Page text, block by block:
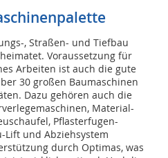
, Straßen- und Tiefbau
Voraussetzung für
Arbeiten ist auch die gute
30 großen Baumaschinen
Dazu gehören auch die
Material-
Pflasterfugen-
Lift und Abziehsystem
durch Optimas, was